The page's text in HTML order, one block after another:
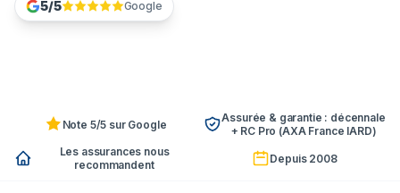
5/5 Google
Note 5/5 sur Google
Assurée & garantie : décennale
+ RC Pro (AXA France IARD)
Les assurances nous
recommandent
Depuis 2008